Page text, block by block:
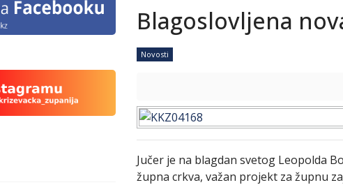
Blagoslovljena
Novosti
Jučer je na blagdan svetog Leopolda
župna crkva, važan projekt za župnu